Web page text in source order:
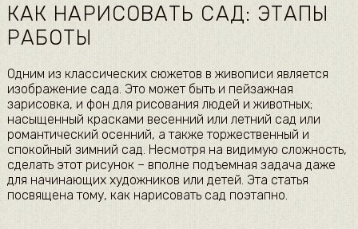
КАК НАРИСОВАТЬ САД: ЭТАПЫ
РАБОТЫ
Одним из классических сюжетов в живописи является
изображение сада. Это может быть и пейзажная
зарисовка, и фон для рисования людей и животных;
насыщенный красками весенний или летний сад или
романтический осенний, а также торжественный и
спокойный зимний сад. Несмотря на видимую сложность,
сделать этот рисунок – вполне подъемная задача даже
для начинающих художников или детей. Эта статья
посвящена тому, как нарисовать сад поэтапно.